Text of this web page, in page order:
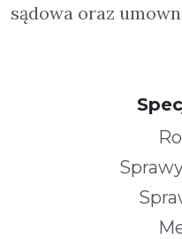
sądowa oraz